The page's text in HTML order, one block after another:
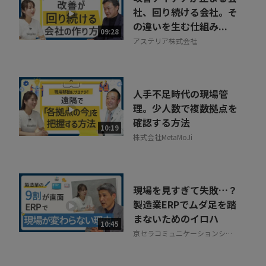
09:28
社、回り続ける会社。そ
の違いを生む仕組み...
アステリア株式会社
10:19
人手不足時代の現場管
理。少人数で複数拠点を
確認する方法
株式会社MetaMoJi
10:45
現場を見すぎて失敗…？
製造業ERPでムダ足を踏
まないためのイロハ
京セラコミュニケーションシス